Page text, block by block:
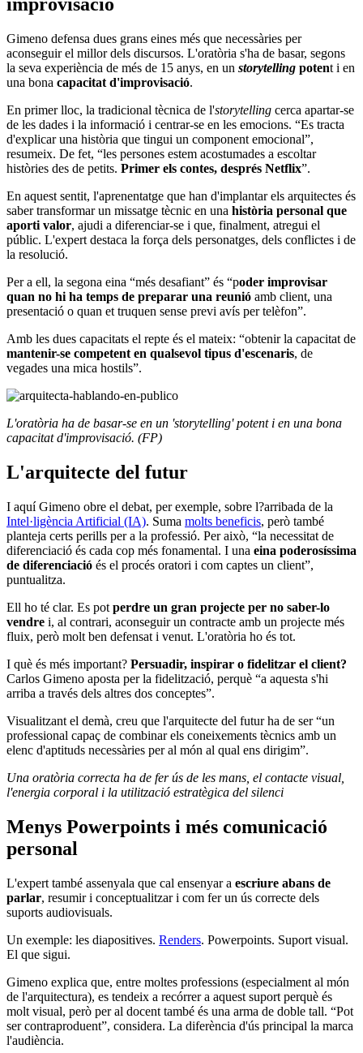
Gimeno defensa dues grans eines més que necessàries per
aconseguir el millor dels discursos. L'oratòria s'ha de basar, segons
la seva experiència de més de 15 anys, en un storytelling potent i en
una bona capacitat d'improvisació.
En primer lloc, la tradicional tècnica de l'storytelling cerca apartar-se
de les dades i la informació i centrar-se en les emocions. “Es tracta
d'explicar una història que tingui un component emocional”,
resumeix. De fet, “les persones estem acostumades a escoltar
històries des de petits. Primer els contes, després Netflix”.
En aquest sentit, l'aprenentatge que han d'implantar els arquitectes és
saber transformar un missatge tècnic en una història personal que
aporti valor, ajudi a diferenciar-se i que, finalment, atregui el
públic. L'expert destaca la força dels personatges, dels conflictes i de
la resolució.
Per a ell, la segona eina “més desafiant” és “poder improvisar
quan no hi ha temps de preparar una reunió amb client, una
presentació o quan et truquen sense previ avís per telèfon”.
Amb les dues capacitats el repte és el mateix: “obtenir la capacitat de
mantenir-se competent en qualsevol tipus d'escenaris, de
vegades una mica hostils”.
L'oratòria ha de basar-se en un 'storytelling' potent i en una bona
capacitat d'improvisació. (FP)
L'arquitecte del futur
I aquí Gimeno obre el debat, per exemple, sobre l?arribada de la
Intel·ligència Artificial (IA). Suma molts beneficis, però també
planteja certs perills per a la professió. Per això, “la necessitat de
diferenciació és cada cop més fonamental. I una eina poderosíssima
de diferenciació és el procés oratori i com captes un client”,
puntualitza.
Ell ho té clar. Es pot perdre un gran projecte per no saber-lo
vendre i, al contrari, aconseguir un contracte amb un projecte més
fluix, però molt ben defensat i venut. L'oratòria ho és tot.
I què és més important? Persuadir, inspirar o fidelitzar el client?
Carlos Gimeno aposta per la fidelització, perquè “a aquesta s'hi
arriba a través dels altres dos conceptes”.
Visualitzant el demà, creu que l'arquitecte del futur ha de ser “un
professional capaç de combinar els coneixements tècnics amb un
elenc d'aptituds necessàries per al món al qual ens dirigim”.
Una oratòria correcta ha de fer ús de les mans, el contacte visual,
l'energia corporal i la utilització estratègica del silenci
Menys Powerpoints i més comunicació
personal
L'expert també assenyala que cal ensenyar a escriure abans de
parlar, resumir i conceptualitzar i com fer un ús correcte dels
suports audiovisuals.
Un exemple: les diapositives. Renders. Powerpoints. Suport visual.
El que sigui.
Gimeno explica que, entre moltes professions (especialment al món
de l'arquitectura), es tendeix a recórrer a aquest suport perquè és
molt visual, però per al docent també és una arma de doble tall. “Pot
ser contraproduent”, considera. La diferència d'ús principal la marca
l'audiència.